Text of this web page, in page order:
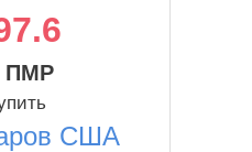
ПМР
США